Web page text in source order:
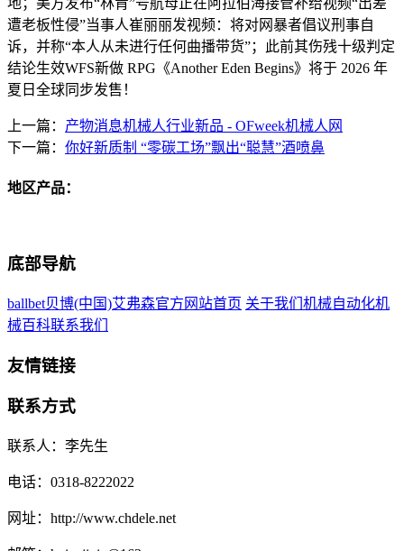
地；美方发布“林肯”号航母正在阿拉伯海接管补给视频“出差
遭老板性侵”当事人崔丽丽发视频：将对网暴者倡议刑事自
诉，并称“本人从未进行任何曲播带货”；此前其伤残十级判定
结论生效WFS新做 RPG《Another Eden Begins》将于 2026 年
夏日全球同步发售！
上一篇： 产物消息机械人行业新品 - OFweek机械人网
下一篇： 你好新质制 “零碳工场”飘出“聪慧”酒喷鼻
地区产品：
底部导航
ballbet贝博(中国)艾弗森官方网站首页 关于我们 机械自动化机
械百科联系我们
友情链接
联系方式
联系人：李先生
电话：0318-8222022
网址：http://www.chdele.net